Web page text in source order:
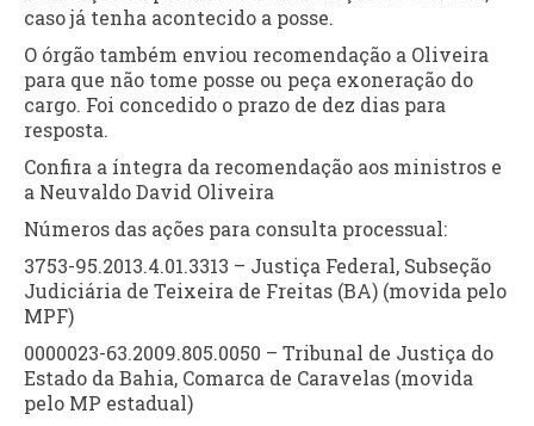
caso já tenha acontecido a posse.
O órgão também enviou recomendação a Oliveira
para que não tome posse ou peça exoneração do
cargo. Foi concedido o prazo de dez dias para
resposta.
Confira a íntegra da recomendação aos ministros e
a Neuvaldo David Oliveira
Números das ações para consulta processual:
3753-95.2013.4.01.3313 – Justiça Federal, Subseção
Judiciária de Teixeira de Freitas (BA) (movida pelo
MPF)
0000023-63.2009.805.0050 – Tribunal de Justiça do
Estado da Bahia, Comarca de Caravelas (movida
pelo MP estadual)